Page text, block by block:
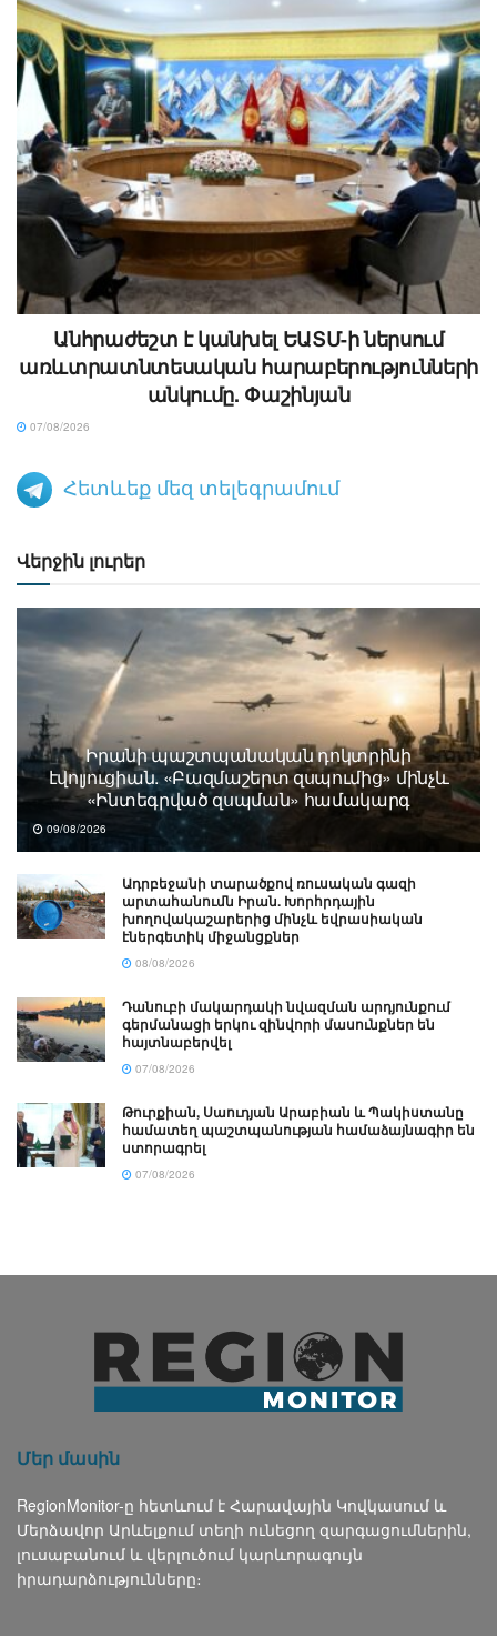
Անհրաժեշտ է կանխել ԵԱՏՄ-ի ներսում
առևտրատնտեսական հարաբերությունների
անկումը. Փաշինյան
07/08/2026
Հետևեք մեզ տելեգրամում
Վերջին լուրեր
Իրանի պաշտպանական դոկտրինի
էվոլյուցիան. «Բազմաշերտ զսպումից» մինչև
«Ինտեգրված զսպման» համակարգ
09/08/2026
Ադրբեջանի տարածքով ռուսական գազի
արտահանումն Իրան. Խորհրդային
խողովակաշարերից մինչև եվրասիական
էներգետիկ միջանցքներ
08/08/2026
Դանուբի մակարդակի նվազման արդյունքում
գերմանացի երկու զինվորի մասունքներ են
հայտնաբերվել
07/08/2026
Թուրքիան, Սաուդյան Արաբիան և Պակիստանը
համատեղ պաշտպանության համաձայնագիր են
ստորագրել
07/08/2026
Մեր մասին
RegionMonitor-ը հետևում է Հարավային Կովկասում և
Մերձավոր Արևելքում տեղի ունեցող զարգացումներին,
լուսաբանում և վերլուծում կարևորագույն
իրադարձությունները։